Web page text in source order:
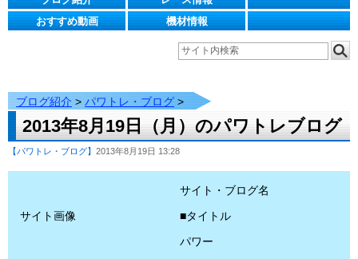
おすすめ動画
機材情報
ブログ紹介 > パワトレ・ブログ>
2013年8月19日（月）のパワトレブログ
【パワトレ・ブログ】 2013年8月19日 13:28
サイト画像
サイト・ブログ名
■タイトル
パワー